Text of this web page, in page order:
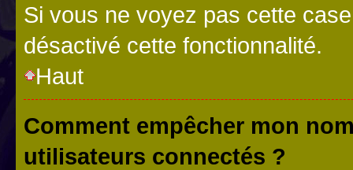
Si vous ne voyez pas cette
désactivé cette fonctionnalité.
Haut
Comment empêcher mon
utilisateurs connectés ?